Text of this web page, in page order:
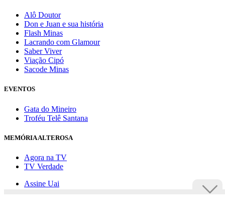
Alô Doutor
Don e Juan e sua história
Flash Minas
Lacrando com Glamour
Saber Viver
Viação Cipó
Sacode Minas
EVENTOS
Gata do Mineiro
Troféu Telê Santana
MEMÓRIA ALTEROSA
Agora na TV
TV Verdade
Assine Uai